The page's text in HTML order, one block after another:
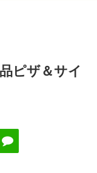
ピザ＆サイ